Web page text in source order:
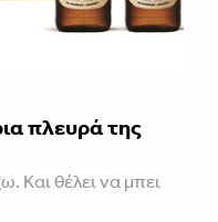
πλευρά της
Και θέλει να μπει